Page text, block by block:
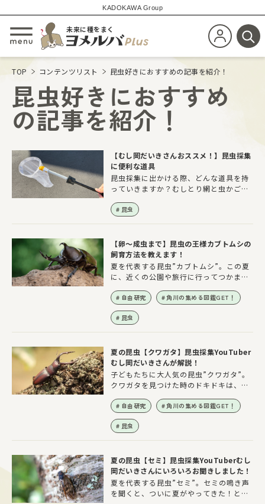
KADOKAWA Group
メニューを開閉する
未来に種をまく
新規会員登
検
TOP コンテンツリスト 昆虫好きにおすすめの記事を紹介！
昆虫好きにおすすめ
の記事を紹介！
【むし岡だいきさんおススメ！】昆虫採集
に便利な道具
昆虫採集に出かける際、どんな道具を持
っていきますか？むしとり網と虫かごが
んなものがあればよかった！」と思うこ
紹介します。
昆虫
【卵～成虫まで】昆虫の王様カブトムシの
飼育方法を教えます！
夏を代表する昆虫”カブトムシ”。この夏
に、近くの公園や旅行に行ってつかまえ
ょうか？またそういった環境が近くにな
くても、最近ではホームセンターなどで
も購入することができます。お家にいる
カブトムシに、まずは卵を産ませてみ
ブトムシの成長していく様子、飼育の方
法や注意点などを、昆虫採集YouTuber
むし岡だいきさんにおうかがいしまし
た！
自由研究 角川の集める図鑑GET！
昆虫
夏の昆虫【クワガタ】昆虫採集YouTuber
むし岡だいきさんが解説！
子どもたちに大人気の昆虫”クワガタ”。
クワガタを見つけた時のドキドキは、夏
で今回は、昆虫採集YouTuberむし岡だ
いきさんにクワガタの捕まえ方や育て方
など、さまざまな事をおうかがいしまし
た！
自由研究 角川の集める図鑑GET！
昆虫
夏の昆虫【セミ】昆虫採集YouTuberむし
岡だいきさんにいろいろお聞きしました！
夏を代表する昆虫”セミ”。セミの鳴き声
を聞くと、ついに夏がやってきた！と思